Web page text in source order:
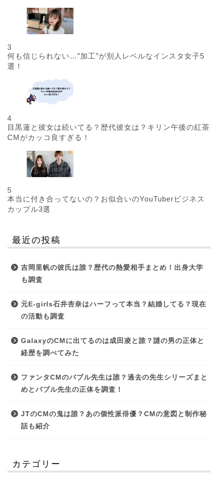
3
何も信じられない…”加工”が別人レベルなインスタ女子5
選！
4
目黒蓮と彼女は続いてる？歴代彼女は？キリン午後の紅茶
CMがカッコ良すぎる！
5
本当に付き合ってないの？お似合いのYouTuberビジネス
カップル3選
最近の投稿
吉岡里帆の彼氏は誰？歴代の熱愛相手まとめ！出身大学
も調査
元E-girls石井杏奈はハーフって本当？結婚してる？現在
の活動も調査
GalaxyのCMに出てるのは成田凌と誰？謎の男の正体と
経歴を調べてみた
ファンタCMのバブル先生は誰？過去の先生シリーズまと
めとバブル先生の正体を調査！
JTのCMの鬼は誰？あの個性派俳優？CMの意図と制作秘
話も紹介
カテゴリー